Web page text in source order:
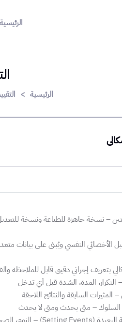
الرئيسية
الرئيسية >
– نسخة جاهزة للطباعة ونسخة
بتعريف إجرائي دقيق قابل للملاحظة
المدة، الشدة قبل أي تدخل
السلوك – متى يحدث ومتى لا يحدث